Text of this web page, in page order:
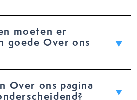
moeten er
goede Over ons
Over ons pagina